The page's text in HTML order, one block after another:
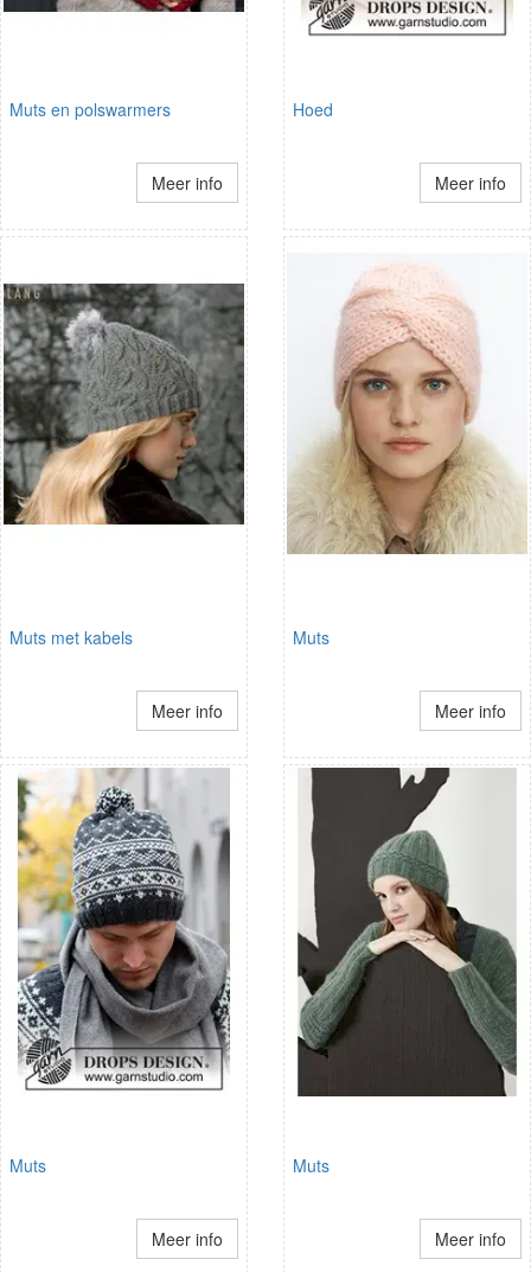
Muts en polswarmers
Meer info
Hoed
Meer info
Muts met kabels
Meer info
Muts
Meer info
Muts
Meer info
Muts
Meer info